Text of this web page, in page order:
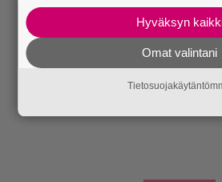
Hyväksyn
Omat valintani